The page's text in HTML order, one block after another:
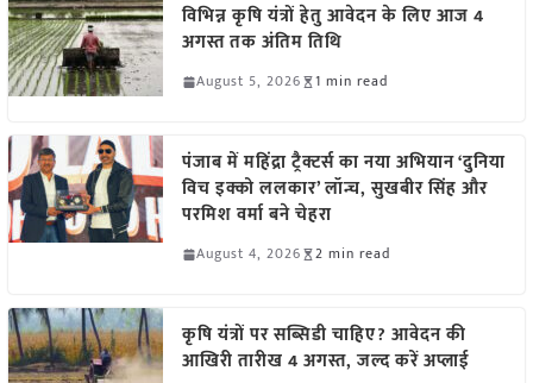
विभिन्न कृषि यंत्रों हेतु आवेदन के लिए आज 4
अगस्त तक अंतिम तिथि
August 5, 2026 1 min read
पंजाब में महिंद्रा ट्रैक्टर्स का नया अभियान ‘दुनिया
विच इक्को ललकार’ लॉन्च, सुखबीर सिंह और
परमिश वर्मा बने चेहरा
August 4, 2026 2 min read
कृषि यंत्रों पर सब्सिडी चाहिए? आवेदन की
आखिरी तारीख 4 अगस्त, जल्द करें अप्लाई